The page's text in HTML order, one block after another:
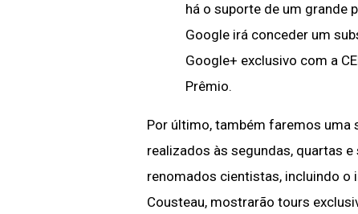
há o suporte de um grande
Google irá conceder um
Google+ exclusivo com a
Prêmio.
Por último, também faremos uma
realizados às segundas, quartas
renomados cientistas, incluindo o
Cousteau, mostrarão tours